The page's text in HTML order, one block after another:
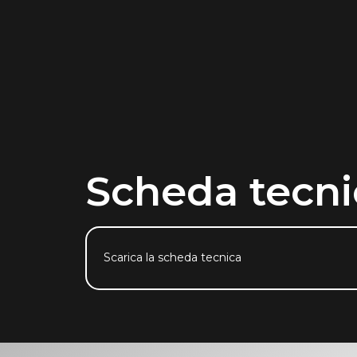
Scheda
Scarica la scheda tecnica